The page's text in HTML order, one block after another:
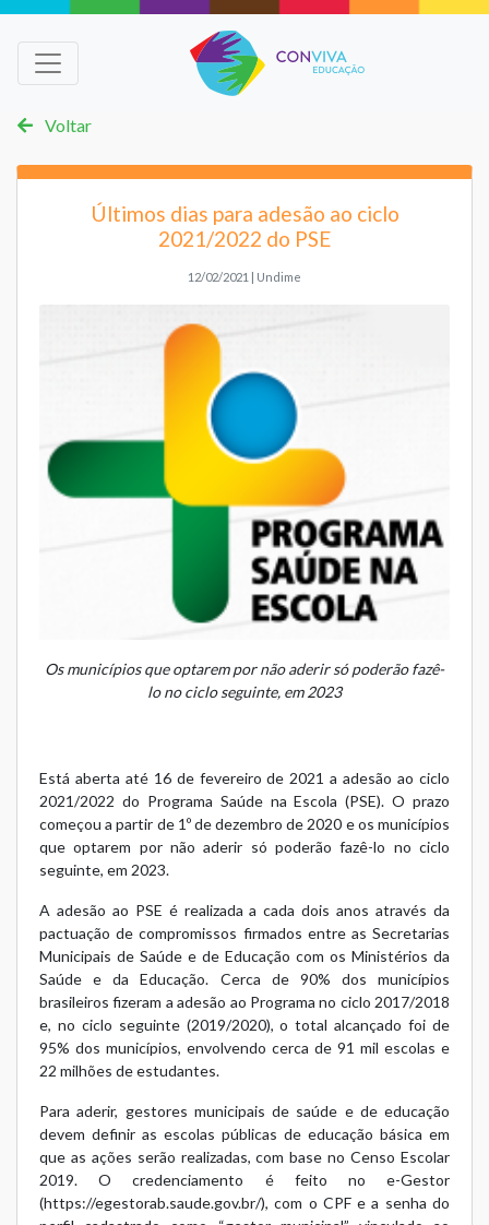
Voltar
Últimos dias para adesão ao ciclo
2021/2022 do PSE
12/02/2021 | Undime
Os municípios que optarem por não aderir só poderão fazê-
lo no ciclo seguinte, em 2023
Está aberta até 16 de fevereiro de 2021 a adesão ao ciclo
2021/2022 do Programa Saúde na Escola (PSE). O prazo
começou a partir de 1º de dezembro de 2020 e os municípios
que optarem por não aderir só poderão fazê-lo no ciclo
seguinte, em 2023.
A adesão ao PSE é realizada a cada dois anos através da
pactuação de compromissos firmados entre as Secretarias
Municipais de Saúde e de Educação com os Ministérios da
Saúde e da Educação. Cerca de 90% dos municípios
brasileiros fizeram a adesão ao Programa no ciclo 2017/2018
e, no ciclo seguinte (2019/2020), o total alcançado foi de
95% dos municípios, envolvendo cerca de 91 mil escolas e
22 milhões de estudantes.
Para aderir, gestores municipais de saúde e de educação
devem definir as escolas públicas de educação básica em
que as ações serão realizadas, com base no Censo Escolar
2019. O credenciamento é feito no e-Gestor
(https://egestorab.saude.gov.br/), com o CPF e a senha do